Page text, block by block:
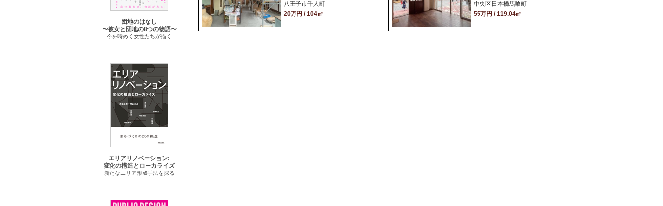
八王子市千人町
20万円 / 104㎡
中央区日本橋馬喰町
55万円 / 119.04㎡
団地のはなし
〜彼女と団地の8つの物語〜
今を時めく女性たちが描く
エリアリノベーション:
変化の構造とローカライズ
新たなエリア形成手法を探る